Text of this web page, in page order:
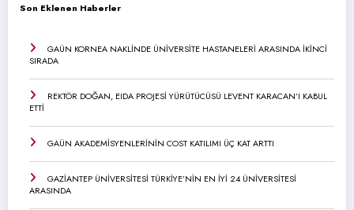
Son Eklenen Haberler
GAÜN KORNEA NAKLİNDE ÜNİVERSİTE HASTANELERİ ARASINDA İKİNCİ
SIRADA
REKTÖR DOĞAN, EIDA PROJESİ YÜRÜTÜCÜSÜ LEVENT KARACAN’I KABUL
ETTİ
GAÜN AKADEMİSYENLERİNİN COST KATILIMI ÜÇ KAT ARTTI
GAZİANTEP ÜNİVERSİTESİ TÜRKİYE’NİN EN İYİ 24 ÜNİVERSİTESİ
ARASINDA